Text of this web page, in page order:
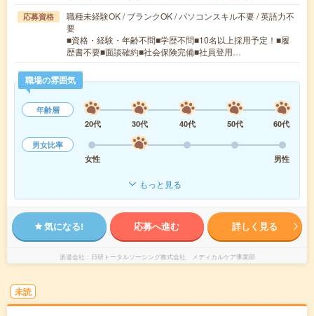
応募資格
職種未経験OK / ブランクOK / パソコンスキル不要 / 英語力不
要
■資格・経験・年齢不問■学歴不問■10名以上採用予定！■履
歴書不要■面談確約■社会保険完備■社員登用…
職場の雰囲気
年齢層
20代
30代 40代 50代
60代
男女比率
女性
男性
もっと見る
気になる! 応募へ進む 詳しく見る
派遣会社 日研トータルソーシング株式会社 メディカルケア事業部
未読